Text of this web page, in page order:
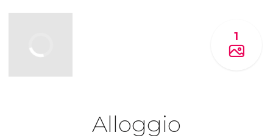
1
Alloggio